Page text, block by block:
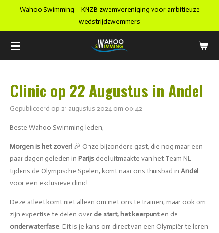
de
hoofdinhoud
Wahoo Swimming – KNZB zwemvereniging voor ambitieuze
wedstrijdzwemmers
Clinic op 22 Augustus in Andel
Gepubliceerd op 21 augustus 2024 om 00:42
Beste Wahoo Swimming leden,
Morgen is het zover! 🎉 Onze bijzondere gast, die nog maar een
paar dagen geleden in Parijs deel uitmaakte van het Team NL
tijdens de Olympische Spelen, komt naar ons thuisbad in Andel
voor een exclusieve clinic!
Deze atleet komt niet alleen om met ons te trainen, maar ook om
zijn expertise te delen over de start, het keerpunten de
onderwaterfase. Dit is je kans om direct van een Olympiër te leren